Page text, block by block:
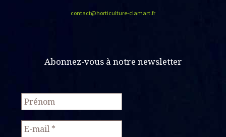
contact@horticulture-clamart.fr
Abonnez-vous à notre newsletter